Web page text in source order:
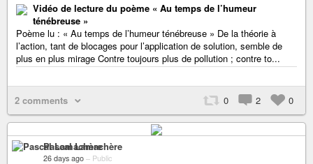
Vidéo de lecture du poème « Au temps de l’humeur
ténébreuse »
Poème lu : « Au temps de l’humeur ténébreuse » De la théorie à
l’action, tant de blocages pour l’application de solution, semble de
plus en plus mirage Contre toujours plus de pollution ; contre to...
2 comments 0 2 0
Pascal Lamachère
26 days ago – Public